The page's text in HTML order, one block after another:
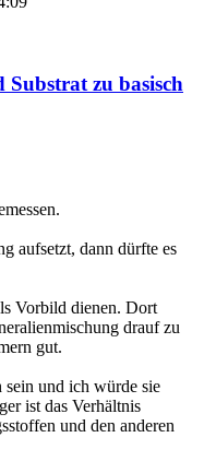
zu basisch
aufsetzt, dann dürfte es
Vorbild dienen. Dort
drauf zu
gut.
sein und ich würde sie
ist das Verhältnis
und den anderen